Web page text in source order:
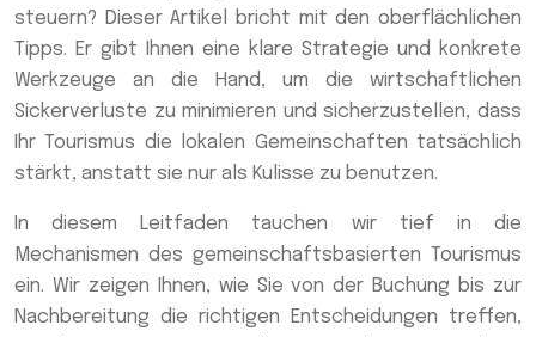
steuern? Dieser Artikel bricht mit den oberflächlichen
Tipps. Er gibt Ihnen eine klare Strategie und konkrete
Werkzeuge an die Hand, um die wirtschaftlichen
Sickerverluste zu minimieren und sicherzustellen, dass
Ihr Tourismus die lokalen Gemeinschaften tatsächlich
stärkt, anstatt sie nur als Kulisse zu benutzen.
In diesem Leitfaden tauchen wir tief in die
Mechanismen des gemeinschaftsbasierten Tourismus
ein. Wir zeigen Ihnen, wie Sie von der Buchung bis zur
Nachbereitung die richtigen Entscheidungen treffen,